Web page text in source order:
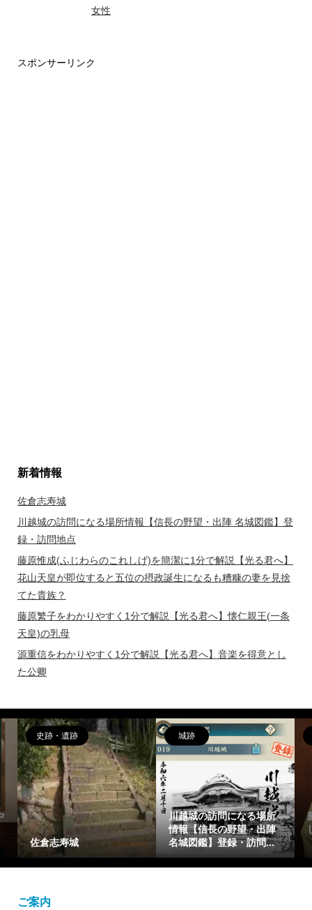
女性
スポンサーリンク
新着情報
佐倉志寿城
川越城の訪問になる場所情報【信長の野望・出陣 名城図鑑】登
録・訪問地点
藤原惟成(ふじわらのこれしげ)を簡潔に1分で解説【光る君へ】
花山天皇が即位すると五位の摂政誕生になるも糟糠の妻を見捨
てた貴族？
藤原繁子をわかりやすく1分で解説【光る君へ】懐仁親王(一条
天皇)の乳母
源重信をわかりやすく1分で解説【光る君へ】音楽を得意とし
た公卿
偉人
藤原惟成(ふじわらのこれ
しげ)を簡潔に1分で解説
【光る君へ】花山天皇...
女性
藤原繁子をわかりやすく1
分で解説【光る君へ】懐
仁親王(一条天皇)の乳母
ご案内